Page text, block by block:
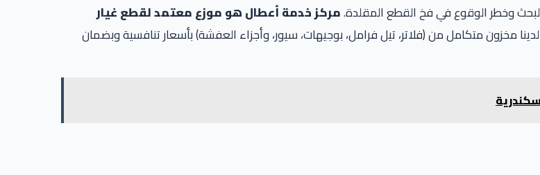
البحث وخطر الوقوع في فخ القطع المقلدة.مركز خدمة أعطال هو موزع معتمد لقطع غيار
لدينا مخزون متكامل من (فلاتر، تيل فرامل، بوجيهات، سيور، وأجزاء العفشة) بأسعار تنافسية وبضمان